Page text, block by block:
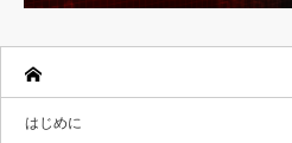
はじめに